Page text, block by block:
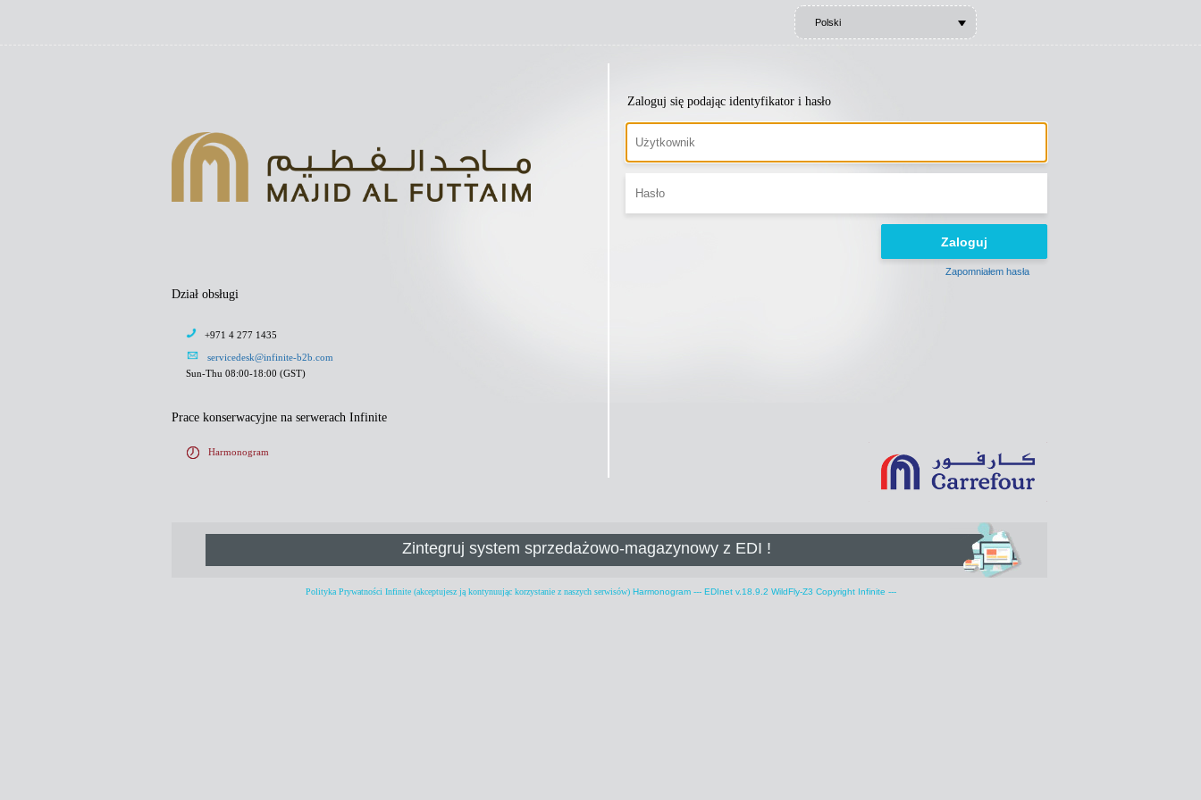
Polski
Dział obsługi
+971 4 277 1435
servicedesk@infinite-b2b.com
Sun-Thu 08:00-18:00 (GST)
Prace konserwacyjne na serwerach Infinite
Harmonogram
Zaloguj się podając identyfikator i hasło
Zapomniałem hasła
Zintegruj system sprzedażowo-magazynowy z EDI !
Polityka Prywatności Infinite (akceptujesz ją kontynuując korzystanie z naszych serwisów) Harmonogram --- EDInet v.18.9.2 WildFly-Z3 Copyright Infinite ---